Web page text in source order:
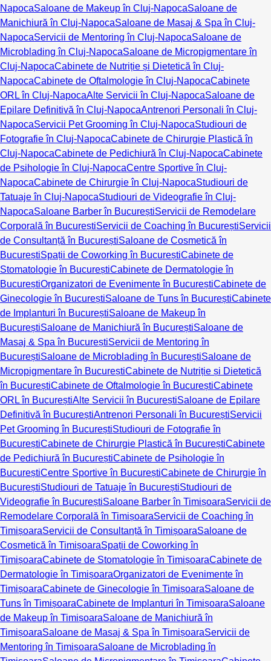
NapocaSaloane de Makeup în Cluj-NapocaSaloane de
Manichiură în Cluj-NapocaSaloane de Masaj & Spa în Cluj-
NapocaServicii de Mentoring în Cluj-NapocaSaloane de
Microblading în Cluj-NapocaSaloane de Micropigmentare în
Cluj-NapocaCabinete de Nutriție și Dietetică în Cluj-
NapocaCabinete de Oftalmologie în Cluj-NapocaCabinete
ORL în Cluj-NapocaAlte Servicii în Cluj-NapocaSaloane de
Epilare Definitivă în Cluj-NapocaAntrenori Personali în Cluj-
NapocaServicii Pet Grooming în Cluj-NapocaStudiouri de
Fotografie în Cluj-NapocaCabinete de Chirurgie Plastică în
Cluj-NapocaCabinete de Pedichiură în Cluj-NapocaCabinete
de Psihologie în Cluj-NapocaCentre Sportive în Cluj-
NapocaCabinete de Chirurgie în Cluj-NapocaStudiouri de
Tatuaje în Cluj-NapocaStudiouri de Videografie în Cluj-
NapocaSaloane Barber în BucureștiServicii de Remodelare
Corporală în BucureștiServicii de Coaching în BucureștiServicii
de Consultanță în BucureștiSaloane de Cosmetică în
BucureștiSpații de Coworking în BucureștiCabinete de
Stomatologie în BucureștiCabinete de Dermatologie în
BucureștiOrganizatori de Evenimente în BucureștiCabinete de
Ginecologie în BucureștiSaloane de Tuns în BucureștiCabinete
de Implanturi în BucureștiSaloane de Makeup în
BucureștiSaloane de Manichiură în BucureștiSaloane de
Masaj & Spa în BucureștiServicii de Mentoring în
BucureștiSaloane de Microblading în BucureștiSaloane de
Micropigmentare în BucureștiCabinete de Nutriție și Dietetică
în BucureștiCabinete de Oftalmologie în BucureștiCabinete
ORL în BucureștiAlte Servicii în BucureștiSaloane de Epilare
Definitivă în BucureștiAntrenori Personali în BucureștiServicii
Pet Grooming în BucureștiStudiouri de Fotografie în
BucureștiCabinete de Chirurgie Plastică în BucureștiCabinete
de Pedichiură în BucureștiCabinete de Psihologie în
BucureștiCentre Sportive în BucureștiCabinete de Chirurgie în
BucureștiStudiouri de Tatuaje în BucureștiStudiouri de
Videografie în BucureștiSaloane Barber în TimișoaraServicii de
Remodelare Corporală în TimișoaraServicii de Coaching în
TimișoaraServicii de Consultanță în TimișoaraSaloane de
Cosmetică în TimișoaraSpații de Coworking în
TimișoaraCabinete de Stomatologie în TimișoaraCabinete de
Dermatologie în TimișoaraOrganizatori de Evenimente în
TimișoaraCabinete de Ginecologie în TimișoaraSaloane de
Tuns în TimișoaraCabinete de Implanturi în TimișoaraSaloane
de Makeup în TimișoaraSaloane de Manichiură în
TimișoaraSaloane de Masaj & Spa în TimișoaraServicii de
Mentoring în TimișoaraSaloane de Microblading în